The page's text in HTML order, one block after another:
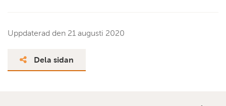
Uppdaterad den 21 augusti 2020
Dela sidan